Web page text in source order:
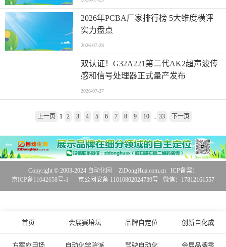
2026年PCBA厂家排行榜 5大维度横评
实力盘点
2026-07-28
双认证！G32A221第二代AK2超声波传
感和信号处理器正式量产发布
2026-07-27
上一页 1 2 3 4 5 6 7 8 9 10 33 下一页
首页 会展赛培坛 品牌自定位 创新自化成
方案应用场 自动化学院派 驾驶自动化 会展品牌秀
Copyright © 2003-2024 自动化网
ZiDongHua.com.cn ICP备案：
京ICP备11042658号-1
京公网安备 11010802024739号 微信：17812161557